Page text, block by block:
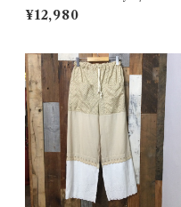
on Poplin Shirt / 60年代 US
AF USN ARMY コットン ポ
¥12,980